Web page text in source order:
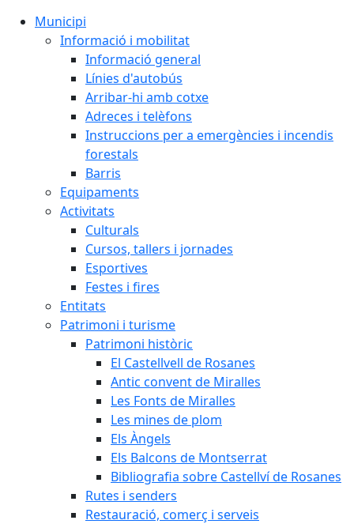
Municipi
Informació i mobilitat
Informació general
Línies d'autobús
Arribar-hi amb cotxe
Adreces i telèfons
Instruccions per a emergències i incendis
forestals
Barris
Equipaments
Activitats
Culturals
Cursos, tallers i jornades
Esportives
Festes i fires
Entitats
Patrimoni i turisme
Patrimoni històric
El Castellvell de Rosanes
Antic convent de Miralles
Les Fonts de Miralles
Les mines de plom
Els Àngels
Els Balcons de Montserrat
Bibliografia sobre Castellví de Rosanes
Rutes i senders
Restauració, comerç i serveis